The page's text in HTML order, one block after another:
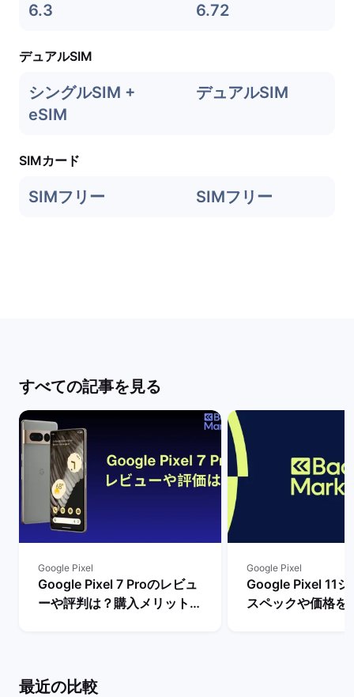
6.3 6.72
デュアルSIM
シングルSIM +
eSIM
デュアルSIM
SIMカード
SIMフリー SIMフリー
すべての記事を見る
Google Pixel
Google Pixel 7 Proのレビュ
ーや評判は？購入メリットと
Google Pixel
Google Pixel 11シ
スペックや価格を
最近の比較